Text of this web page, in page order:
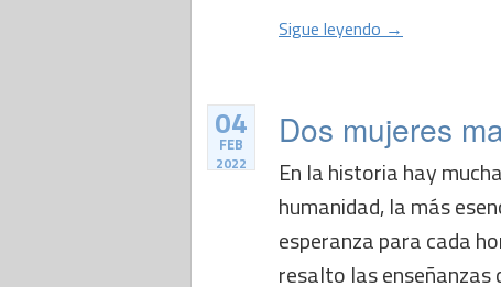
Sigue leyendo →
04
FEB
2022
Dos mujeres
En la historia hay
humanidad, la más
esperanza para cada
resalto las enseñanzas